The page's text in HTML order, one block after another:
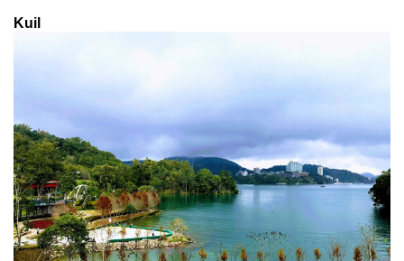
Kuil